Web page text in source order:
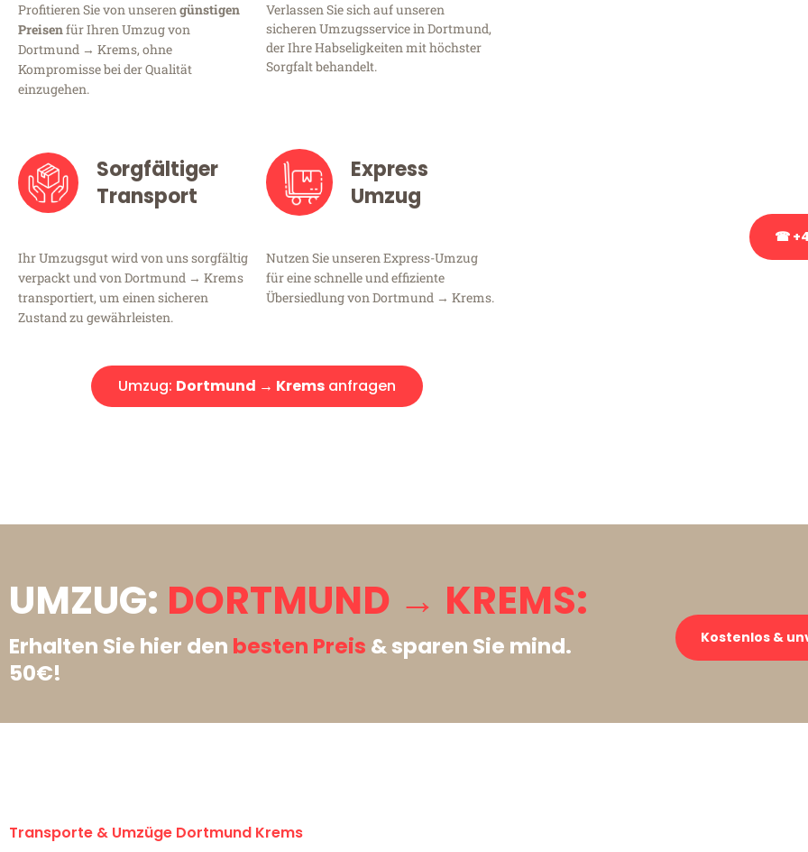
Profitieren Sie von unserengünstigen
Preisenfür Ihren Umzug von
Dortmund → Krems, ohne
Kompromisse bei der Qualität
einzugehen.
Verlassen Sie sich auf unseren
sicheren Umzugsservice in Dortmund,
der Ihre Habseligkeiten mit höchster
Sorgfalt behandelt.
Sorgfältiger
Transport
Ihr Umzugsgut wird von uns sorgfältig
verpackt und von Dortmund → Krems
transportiert, um einen sicheren
Zustand zu gewährleisten.
Express
Umzug
Nutzen Sie unseren Express-Umzug
für eine schnelle und effiziente
Übersiedlung von Dortmund → Krems.
Umzug: Dortmund → Krems anfragen
☎
UMZUG: DORTMUND → KREMS:
Erhalten Sie hier den besten Preis & sparen Sie mind.
50€!
Kostenlos &
Transporte & Umzüge Dortmund Krems